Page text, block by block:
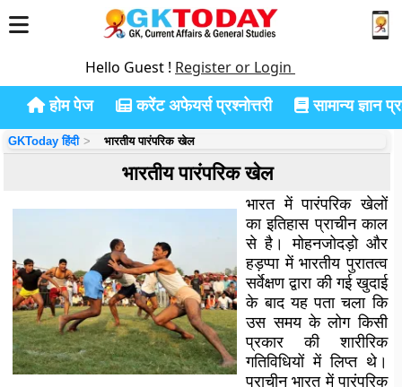
Hello Guest ! Register or Login
होम पेज करेंट अफेयर्स प्रश्नोत्तरी सामान्य ज्ञान
GKToday हिंदी भारतीय पारंपरिक खेल
भारतीय पारंपरिक खेल
भारत में पारंपरिक खेलों
का इतिहास प्राचीन काल
से है। मोहनजोदड़ो और
हड़प्पा में भारतीय पुरातत्व
सर्वेक्षण द्वारा की गई खुदाई
के बाद यह पता चला कि
उस समय के लोग किसी
प्रकार की शारीरिक
गतिविधियों में लिप्त थे।
प्राचीन भारत में पारंपरिक